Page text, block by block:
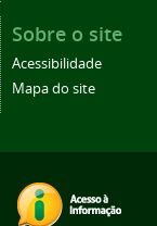
Sobre o site
Acessibilidade
Mapa do site